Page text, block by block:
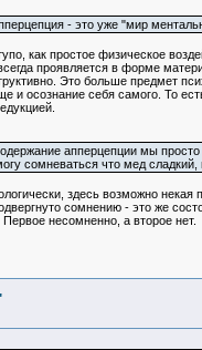
- это уже "мир
как простое физическое
проявляется в форме
Это больше предмет
и осознание себя самого. То
апперцепции мы
сомневаться что мед сладкий,
здесь возможно некая
сомнению - это же
несомненно, а второе нет.